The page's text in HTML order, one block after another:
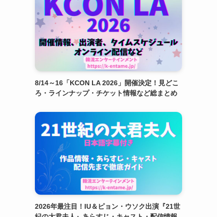
8/14～16「KCON LA 2026」開催決定！見どこ
ろ・ラインナップ・チケット情報など総まとめ
2026年最注目！IU＆ピョン・ウソク出演『21世